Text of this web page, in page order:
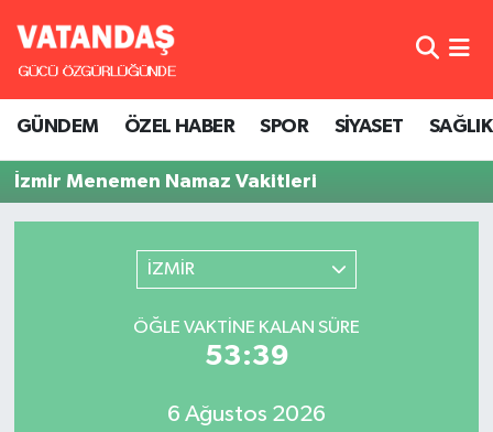
GÜNDEM ÖZEL HABER SPOR SİYASET SAĞLIK
İzmir Menemen Namaz Vakitleri
İZMİR
ÖĞLE VAKTINE KALAN SÜRE
53:39
6 Ağustos 2026
GÜNDEM
Hava Durumu
Tüm Manşetler